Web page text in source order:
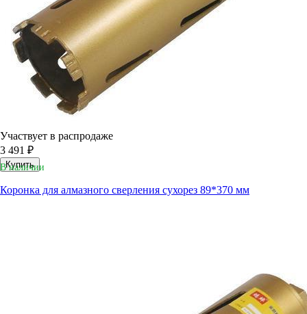
Участвует в распродаже
3 491 ₽
Купить
В наличии
Коронка для алмазного сверления сухорез 89*370 мм